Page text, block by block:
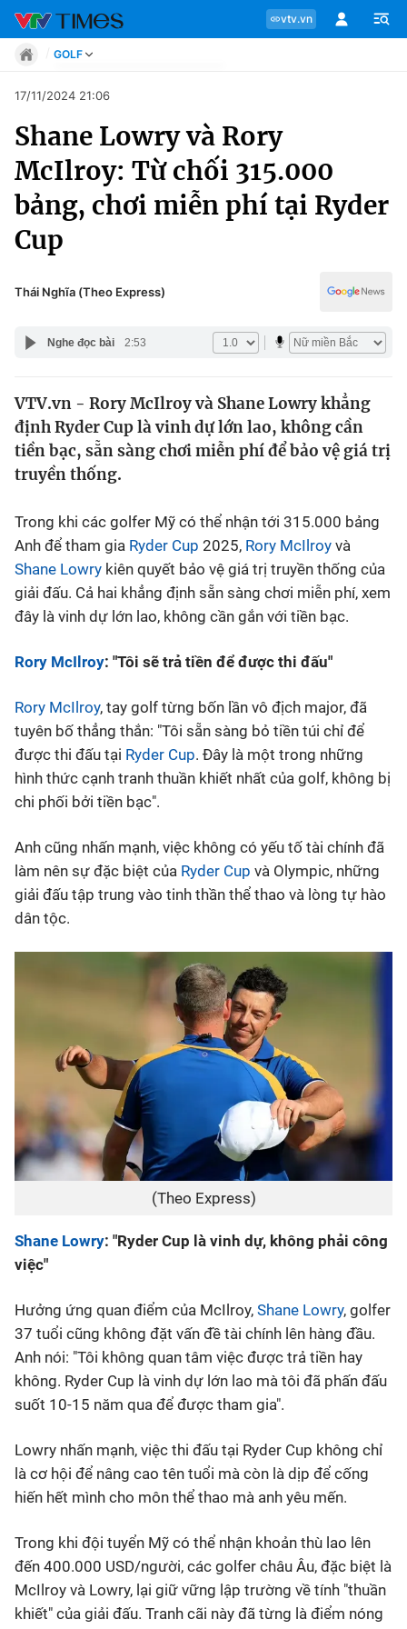
vtv.vn
Chuyên mục
Tin tức
Move
Phong cách
Chân dung
Sự kiện
Bóng đá
Các môn khác
VIDEO
Bên lề
GOLF
Move
Phong cách
Sự kiện
Bóng đá
Thể thao điện tử
Các môn khác
Bên lề
17/11/2024 21:06
Shane Lowry và Rory
McIlroy: Từ chối 315.000
bảng, chơi miễn phí tại Ryder
Cup
Thái Nghĩa (Theo Express)
Nghe đọc bài 2:53
VTV.vn - Rory McIlroy và Shane Lowry khẳng
định Ryder Cup là vinh dự lớn lao, không cần
tiền bạc, sẵn sàng chơi miễn phí để bảo vệ giá trị
truyền thống.
Trong khi các golfer Mỹ có thể nhận tới 315.000 bảng
Anh để tham gia Ryder Cup 2025, Rory McIlroy và
Shane Lowry kiên quyết bảo vệ giá trị truyền thống của
giải đấu. Cả hai khẳng định sẵn sàng chơi miễn phí, xem
đây là vinh dự lớn lao, không cần gắn với tiền bạc.
Rory McIlroy: "Tôi sẽ trả tiền để được thi đấu"
Rory McIlroy, tay golf từng bốn lần vô địch major, đã
tuyên bố thẳng thắn: "Tôi sẵn sàng bỏ tiền túi chỉ để
được thi đấu tại Ryder Cup. Đây là một trong những
hình thức cạnh tranh thuần khiết nhất của golf, không bị
chi phối bởi tiền bạc".
Anh cũng nhấn mạnh, việc không có yếu tố tài chính đã
làm nên sự đặc biệt của Ryder Cup và Olympic, những
giải đấu tập trung vào tinh thần thể thao và lòng tự hào
dân tộc.
(Theo Express)
Shane Lowry: "Ryder Cup là vinh dự, không phải công
việc"
Hưởng ứng quan điểm của McIlroy, Shane Lowry, golfer
37 tuổi cũng không đặt vấn đề tài chính lên hàng đầu.
Anh nói: "Tôi không quan tâm việc được trả tiền hay
không. Ryder Cup là vinh dự lớn lao mà tôi đã phấn đấu
suốt 10-15 năm qua để được tham gia".
Lowry nhấn mạnh, việc thi đấu tại Ryder Cup không chỉ
là cơ hội để nâng cao tên tuổi mà còn là dịp để cống
hiến hết mình cho môn thể thao mà anh yêu mến.
Trong khi đội tuyển Mỹ có thể nhận khoản thù lao lên
đến 400.000 USD/người, các golfer châu Âu, đặc biệt là
McIlroy và Lowry, lại giữ vững lập trường về tính "thuần
khiết" của giải đấu. Tranh cãi này đã từng là điểm nóng